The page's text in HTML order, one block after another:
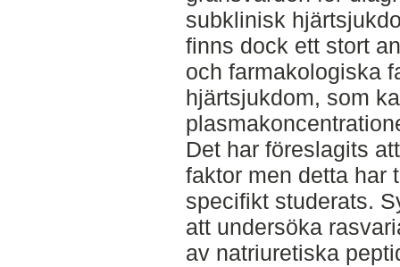
subklinisk
finns dock ett stort
och farmakologiska
hjärtsjukdom, som
Det har föreslagits
faktor men detta har
specifikt studerats.
att undersöka
av natriuretiska